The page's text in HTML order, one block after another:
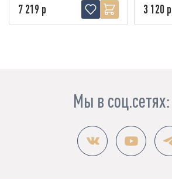
7 219 р 3 120 р
Мы в соц.сетях: